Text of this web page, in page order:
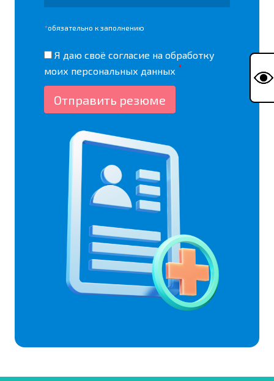
*обязательно к заполнению
Я даю своё согласие на обработку
моих персональных данных *
Отправить резюме